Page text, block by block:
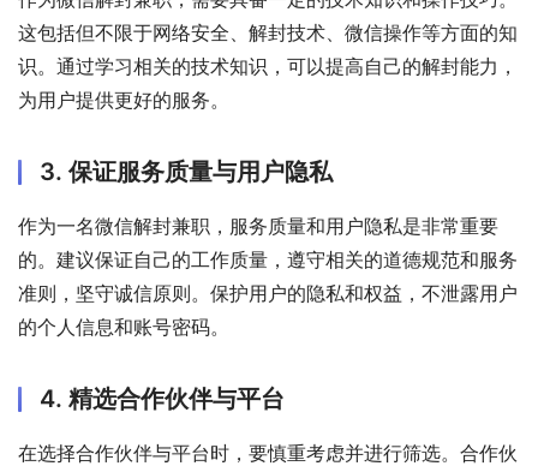
这包括但不限于网络安全、解封技术、微信操作等方面的知
识。通过学习相关的技术知识，可以提高自己的解封能力，
为用户提供更好的服务。
3. 保证服务质量与用户隐私
作为一名微信解封兼职，服务质量和用户隐私是非常重要
的。建议保证自己的工作质量，遵守相关的道德规范和服务
准则，坚守诚信原则。保护用户的隐私和权益，不泄露用户
的个人信息和账号密码。
4. 精选合作伙伴与平台
在选择合作伙伴与平台时，要慎重考虑并进行筛选。合作伙